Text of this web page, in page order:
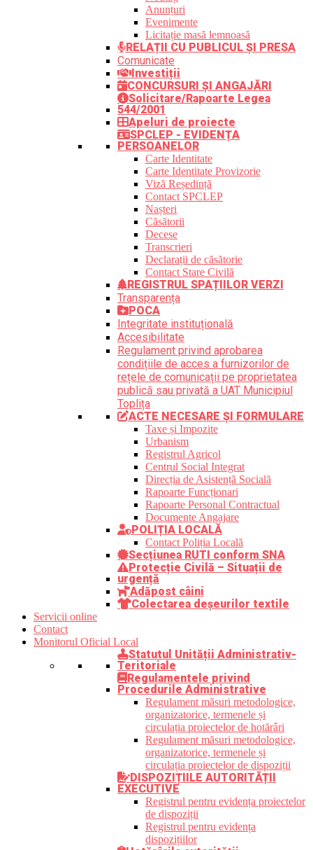
Anunțuri
Evenimente
Licitație masă lemnoasă
RELAȚII CU PUBLICUL ȘI PRESA
Comunicate
Investiții
CONCURSURI ȘI ANGAJĂRI
Solicitare/Rapoarte Legea
544/2001
Apeluri de proiecte
SPCLEP - EVIDENȚA
PERSOANELOR
Carte Identitate
Carte Identitate Provizorie
Viză Reședință
Contact SPCLEP
Nașteri
Căsătorii
Decese
Transcrieri
Declarații de căsătorie
Contact Stare Civilă
REGISTRUL SPAȚIILOR VERZI
Transparența
POCA
Integritate instituțională
Accesibilitate
Regulament privind aprobarea
condițiile de acces a furnizorilor de
rețele de comunicații pe proprietatea
publică sau privată a UAT Municipiul
Toplița
ACTE NECESARE ȘI FORMULARE
Taxe și Impozite
Urbanism
Registrul Agricol
Centrul Social Integrat
Direcția de Asistență Socială
Rapoarte Funcționari
Rapoarte Personal Contractual
Documente Angajare
POLIȚIA LOCALĂ
Contact Poliția Locală
Secțiunea RUTI conform SNA
Protecție Civilă – Situații de
urgență
Adăpost câini
Colectarea deșeurilor textile
Servicii online
Contact
Monitorul Oficial Local
Statutul Unității Administrativ-
Teritoriale
Regulamentele privind
Procedurile Administrative
Regulament măsuri metodologice,
organizatorice, termenele și
circulația proiectelor de hotărâri
Regulament măsuri metodologice,
organizatorice, termenele și
circulația proiectelor de dispoziții
DISPOZIȚIILE AUTORITĂȚII
EXECUTIVE
Registrul pentru evidența proiectelor
de dispoziții
Registrul pentru evidența
dispozițiilor